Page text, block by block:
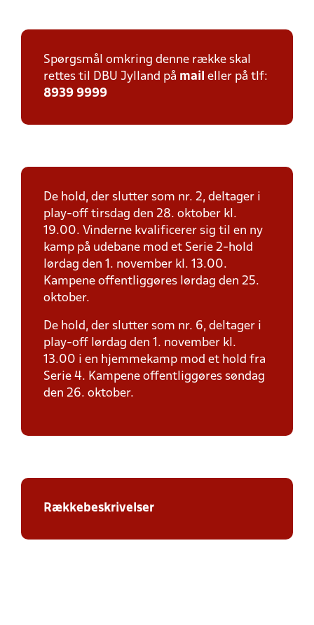
Spørgsmål omkring denne række skal
rettes til DBU Jylland på mail eller på tlf:
8939 9999
De hold, der slutter som nr. 2, deltager i
play-off tirsdag den 28. oktober kl.
19.00. Vinderne kvalificerer sig til en ny
kamp på udebane mod et Serie 2-hold
lørdag den 1. november kl. 13.00.
Kampene offentliggøres lørdag den 25.
oktober.
De hold, der slutter som nr. 6, deltager i
play-off lørdag den 1. november kl.
13.00 i en hjemmekamp mod et hold fra
Serie 4. Kampene offentliggøres søndag
den 26. oktober.
Rækkebeskrivelser